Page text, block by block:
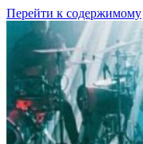
Перейти к содержимому